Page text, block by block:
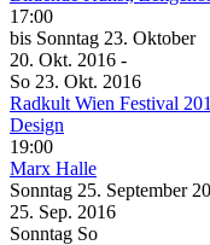
17:00
bis Sonntag 23. Oktober
20. Okt. 2016 -
So 23. Okt. 2016
Radkult Wien Festival
Design
19:00
Marx Halle
Sonntag 25. September
25. Sep. 2016
Sonntag So